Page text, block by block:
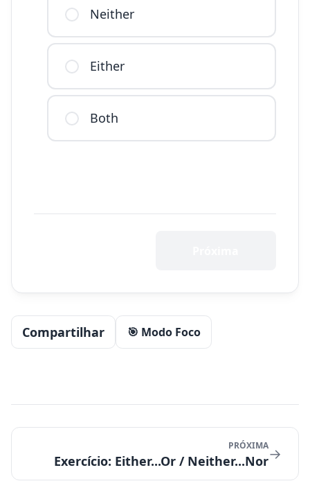
Neither
Either
Both
Compartilhar 🎯 Modo Foco
PRÓXIMA
Exercício: Either...Or / Neither...Nor→